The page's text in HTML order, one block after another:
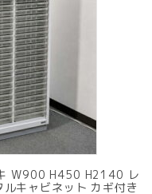
W900 H450 H2140 レ
キャビネット カギ付き